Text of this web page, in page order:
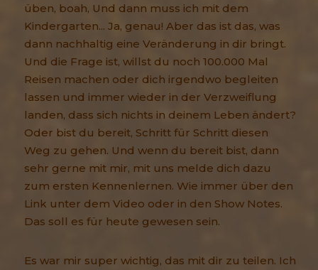
üben, boah, Und dann muss ich mit dem
Kindergarten... Ja, genau! Aber das ist das, was
dann nachhaltig eine Veränderung in dir bringt.
Und die Frage ist, willst du noch 100.000 Mal
Reisen machen oder dich irgendwo begleiten
lassen und immer wieder in der Verzweiflung
landen, dass sich nichts in deinem Leben ändert?
Oder bist du bereit, Schritt für Schritt diesen
Weg zu gehen. Und wenn du bereit bist, dann
sehr gerne mit mir, mit uns melde dich dazu
zum ersten Kennenlernen. Wie immer über den
Link unter dem Video oder in den Show Notes.
Das soll es für heute gewesen sein.
Es war mir super wichtig, das mit dir zu teilen. Ich